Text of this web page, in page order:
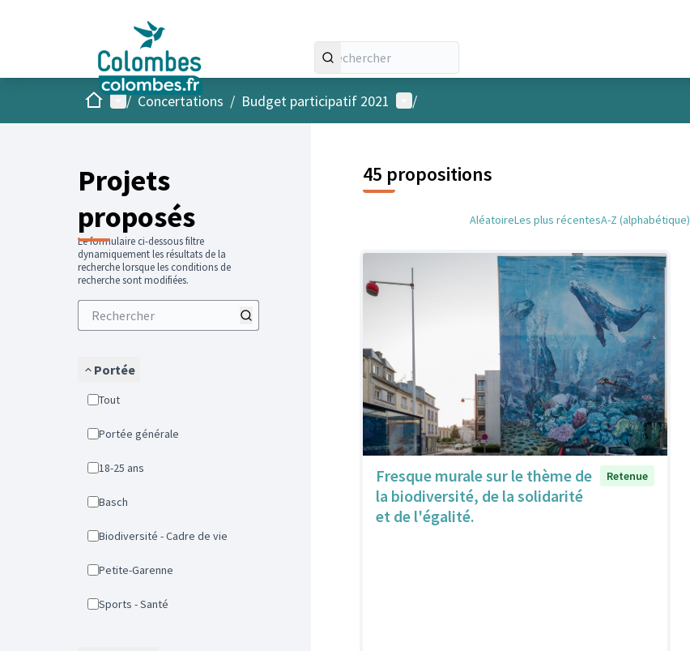
AccueilMenu principal
/ Concertations / Budget participatif 2021 Menu utilisateur
/
Projets
proposés
Le formulaire ci-dessous filtre
dynamiquement les résultats de la
recherche lorsque les conditions de
recherche sont modifiées.
Portée
Tout
Portée générale
18-25 ans
Basch
Biodiversité - Cadre de vie
Petite-Garenne
Sports - Santé
45 propositions
AléatoireLes plus récentesA-Z (alphabétique)
Fresque murale sur le thème de
la biodiversité, de la solidarité
et de l'égalité.
Retenue